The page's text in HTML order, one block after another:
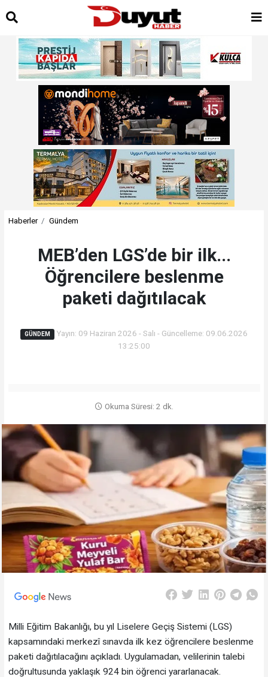
Haberler Gündem
MEB’den LGS’de bir ilk...
Öğrencilere beslenme
paketi dağıtılacak
GÜNDEM
Yayın: 09 Haziran 2026 - Salı - Güncelleme: 09.06.2026
13:25:00
Okuma Süresi: 2 dk.
Milli Eğitim Bakanlığı, bu yıl Liselere Geçiş Sistemi (LGS)
kapsamındaki merkezî sınavda ilk kez öğrencilere beslenme
paketi dağıtılacağını açıkladı. Uygulamadan, velilerinin talebi
doğrultusunda yaklaşık 924 bin öğrenci yararlanacak.